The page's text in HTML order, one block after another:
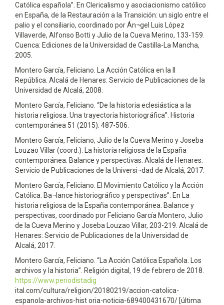
Católica española”. En Clericalismo y asociacionismo católico
en España, de la Restauración a la Transición: un siglo entre el
palio y el consiliario, coordinado por Án¬gel Luis López
Villaverde, Alfonso Botti y Julio de la Cueva Merino, 133-159.
Cuenca: Ediciones de la Universidad de Castilla-La Mancha,
2005.
Montero García, Feliciano. La Acción Católica en la II
República. Alcalá de Henares: Servicio de Publicaciones de la
Universidad de Alcalá, 2008.
Montero García, Feliciano. “De la historia eclesiástica a la
historia religiosa. Una trayectoria historiográfica”. Historia
contemporánea 51 (2015): 487-506.
Montero García, Feliciano, Julio de la Cueva Merino y Joseba
Louzao Villar (coord.). La historia religiosa de la España
contemporánea. Balance y perspectivas. Alcalá de Henares:
Servicio de Publicaciones de la Universi¬dad de Alcalá, 2017.
Montero García, Feliciano. El Movimiento Católico y la Acción
Católica. Ba¬lance historiográfico y perspectivas”. En La
historia religiosa de la España contemporánea. Balance y
perspectivas, coordinado por Feliciano García Montero, Julio
de la Cueva Merino y Joseba Louzao Villar, 203-219. Alcalá de
Henares: Servicio de Publicaciones de la Universidad de
Alcalá, 2017.
Montero García, Feliciano. “La Acción Católica Española. Los
archivos y la historia”. Religión digital, 19 de febrero de 2018.
https://www.periodistadig
ital.com/cultura/religion/20180219/accion-catolica-
espanola-archivos-hist oria-noticia-689400431670/ [última